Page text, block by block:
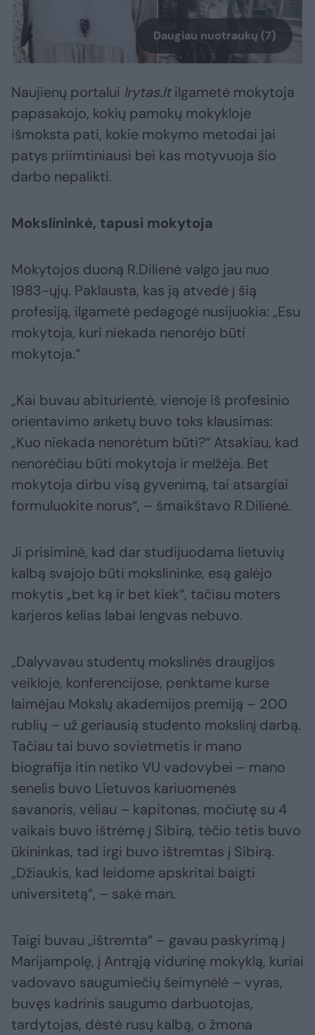
Daugiau nuotraukų (7)
Naujienų portalui lrytas.ltilgametė mokytoja
papasakojo, kokių pamokų mokykloje
išmoksta pati, kokie mokymo metodai jai
patys priimtiniausi bei kas motyvuoja šio
darbo nepalikti.
Mokslininkė, tapusi mokytoja
Mokytojos duoną R.Dilienė valgo jau nuo
1983-ųjų. Paklausta, kas ją atvedė į šią
profesiją, ilgametė pedagogė nusijuokia: „Esu
mokytoja, kuri niekada nenorėjo būti
mokytoja.“
„Kai buvau abiturientė, vienoje iš profesinio
orientavimo anketų buvo toks klausimas:
„Kuo niekada nenorėtum būti?“ Atsakiau, kad
nenorėčiau būti mokytoja ir melžėja. Bet
mokytoja dirbu visą gyvenimą, tai atsargiai
formuluokite norus“, – šmaikštavo R.Dilienė.
Ji prisiminė, kad dar studijuodama lietuvių
kalbą svajojo būti mokslininke, esą galėjo
mokytis „bet ką ir bet kiek“, tačiau moters
karjeros kelias labai lengvas nebuvo.
„Dalyvavau studentų mokslinės draugijos
veikloje, konferencijose, penktame kurse
laimėjau Mokslų akademijos premiją – 200
rublių – už geriausią studento mokslinį darbą.
Tačiau tai buvo sovietmetis ir mano
biografija itin netiko VU vadovybei – mano
senelis buvo Lietuvos kariuomenės
savanoris, vėliau – kapitonas, močiutę su 4
vaikais buvo ištrėmę į Sibirą, tėčio tėtis buvo
ūkininkas, tad irgi buvo ištremtas į Sibirą.
„Džiaukis, kad leidome apskritai baigti
universitetą“, – sakė man.
Taigi buvau „ištremta“ – gavau paskyrimą į
Marijampolę, į Antrąją vidurinę mokyklą, kuriai
vadovavo saugumiečių šeimynėlė – vyras,
buvęs kadrinis saugumo darbuotojas,
tardytojas, dėstė rusų kalbą, o žmona